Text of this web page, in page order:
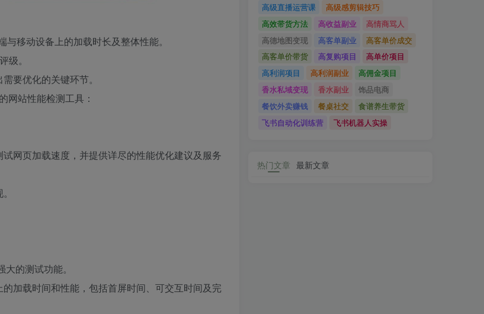
移动设备上的加载时长及整体性能。
级。
要优化的关键环节。
网站性能检测工具：
网页加载速度，并提供详尽的性能优化建议及服务
的测试功能。
加载时间和性能，包括首屏时间、可交互时间及完
高级直播运营课
高级感剪辑技巧
高效带货方法
高收益副业
高情商骂人
高德地图变现
高客单副业
高客单价成交
高客单价带货
高复购项目
高单价项目
高利润项目
高利润副业
高佣金项目
香水私域变现
香水副业
饰品电商
餐饮外卖赚钱
餐桌社交
食谱养生带货
飞书自动化训练营
飞书机器人实操
热门文章 最新文章